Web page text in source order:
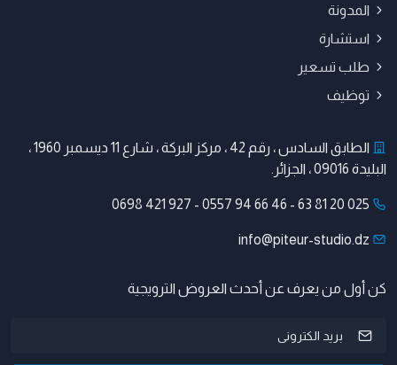
المدونة
استشارة
طلب تسعير
توظيف
الطابق السادس ، رقم 42 ، مركز البركة ، شارع 11 ديسمبر 1960 ،
البليدة 09016 ، الجزائر.
025 20 81 63
-
0557 94 66 46
-
0698 421 927
info@piteur-studio.dz
كن أول من يعرف عن أحدث العروض الترويجية